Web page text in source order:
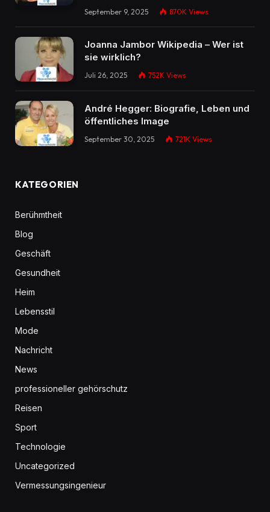
September 9, 2025 870K Views
Joanna Jambor Wikipedia – Wer ist
sie wirklich?
Juli 26, 2025 752K Views
André Hegger: Biografie, Leben und
öffentliches Image
September 30, 2025 721K Views
KATEGORIEN
Berühmtheit
Blog
Geschäft
Gesundheit
Heim
Lebensstil
Mode
Nachricht
News
professioneller gehörschutz
Reisen
Sport
Technologie
Uncategorized
Vermessungsingenieur